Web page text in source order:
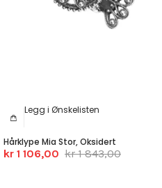
Legg i Ønskelisten
Hårklype Mia Stor, Oksidert
kr 1 106,00 kr 1 843,00